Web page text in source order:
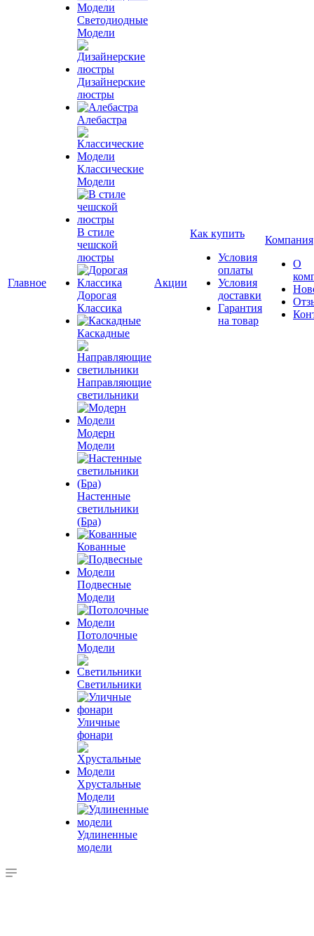
Главное
Светодиодные
Модели
Дизайнерские
люстры
Алебастра
Классические
Модели
В стиле
чешской
люстры
Дорогая
Классика
Каскадные
Направляющие
светильники
Модерн
Модели
Настенные
светильники
(Бра)
Кованные
Подвесные
Модели
Потолочные
Модели
Светильники
Уличные
фонари
Хрустальные
Модели
Удлиненные
модели
Акции
Как купить
Условия
оплаты
Условия
доставки
Гарантия
на товар
Компания
О